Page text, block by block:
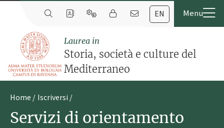
EN
Laurea in
Storia, società e culture del
Mediterraneo
Home Iscriversi
Servizi di orientamento